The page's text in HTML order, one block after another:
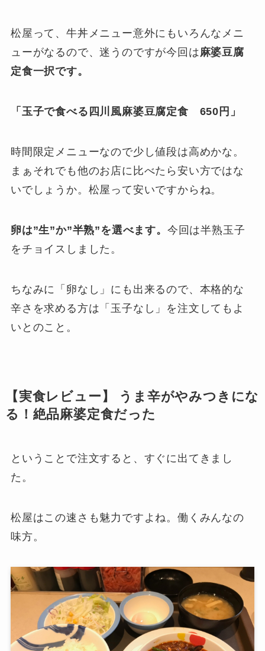
松屋って、牛丼メニュー意外にもいろんなメニ
ューがなるので、迷うのですが今回は麻婆豆腐
定食一択です。
「玉子で食べる四川風麻婆豆腐定食 650円」
時間限定メニューなので少し値段は高めかな。
まぁそれでも他のお店に比べたら安い方ではな
いでしょうか。松屋って安いですからね。
卵は”生”か”半熟”を選べます。 今回は半熟玉子
をチョイスしました。
ちなみに「卵なし」にも出来るので、本格的な
辛さを求める方は「玉子なし」を注文してもよ
いとのこと。
【実食レビュー】 うま辛がやみつきにな
る！絶品麻婆定食だった
ということで注文すると、すぐに出てきまし
た。
松屋はこの速さも魅力ですよね。働くみんなの
味方。